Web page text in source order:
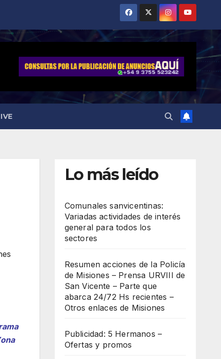
Lo más leído
Comunales sanvicentinas:
Variadas actividades de interés
general para todos los
sectores
Resumen acciones de la Policía
de Misiones – Prensa URVIII de
San Vicente – Parte que
abarca 24/72 Hs recientes –
Otros enlaces de Misiones
Publicidad: 5 Hermanos –
Ofertas y promos